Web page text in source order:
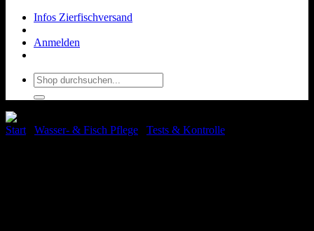
Infos Zierfischversand
Anmelden
Suchen
nach:
Start Wasser- & Fisch Pflege Tests & Kontrolle